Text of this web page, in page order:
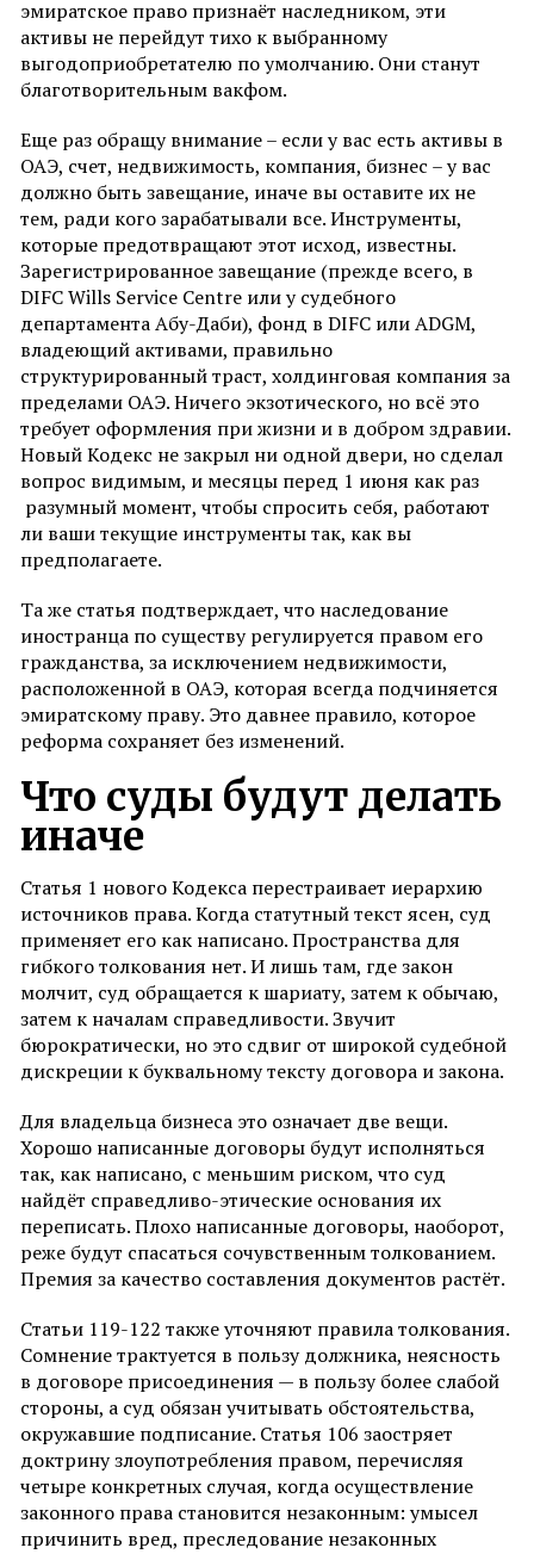
эмиратское право признаёт наследником, эти
активы не перейдут тихо к выбранному
выгодоприобретателю по умолчанию. Они станут
благотворительным вакфом.
Еще раз обращу внимание – если у вас есть активы в
ОАЭ, счет, недвижимость, компания, бизнес – у вас
должно быть завещание, иначе вы оставите их не
тем, ради кого зарабатывали все. Инструменты,
которые предотвращают этот исход, известны.
Зарегистрированное завещание (прежде всего, в
DIFC Wills Service Centre или у судебного
департамента Абу-Даби), фонд в DIFC или ADGM,
владеющий активами, правильно
структурированный траст, холдинговая компания за
пределами ОАЭ. Ничего экзотического, но всё это
требует оформления при жизни и в добром здравии.
Новый Кодекс не закрыл ни одной двери, но сделал
вопрос видимым, и месяцы перед 1 июня как раз
разумный момент, чтобы спросить себя, работают
ли ваши текущие инструменты так, как вы
предполагаете.
Та же статья подтверждает, что наследование
иностранца по существу регулируется правом его
гражданства, за исключением недвижимости,
расположенной в ОАЭ, которая всегда подчиняется
эмиратскому праву. Это давнее правило, которое
реформа сохраняет без изменений.
Что суды будут делать
иначе
Статья 1 нового Кодекса перестраивает иерархию
источников права. Когда статутный текст ясен, суд
применяет его как написано. Пространства для
гибкого толкования нет. И лишь там, где закон
молчит, суд обращается к шариату, затем к обычаю,
затем к началам справедливости. Звучит
бюрократически, но это сдвиг от широкой судебной
дискреции к буквальному тексту договора и закона.
Для владельца бизнеса это означает две вещи.
Хорошо написанные договоры будут исполняться
так, как написано, с меньшим риском, что суд
найдёт справедливо-этические основания их
переписать. Плохо написанные договоры, наоборот,
реже будут спасаться сочувственным толкованием.
Премия за качество составления документов растёт.
Статьи 119-122 также уточняют правила толкования.
Сомнение трактуется в пользу должника, неясность
в договоре присоединения — в пользу более слабой
стороны, а суд обязан учитывать обстоятельства,
окружавшие подписание. Статья 106 заостряет
доктрину злоупотребления правом, перечисляя
четыре конкретных случая, когда осуществление
законного права становится незаконным: умысел
причинить вред, преследование незаконных